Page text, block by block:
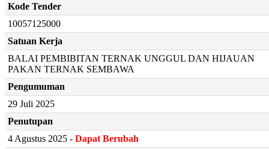
Kode Tender
10057125000
Satuan Kerja
BALAI PEMBIBITAN TERNAK UNGGUL DAN HIJAUAN
PAKAN TERNAK SEMBAWA
Pengumuman
29 Juli 2025
Penutupan
4 Agustus 2025 - Dapat Berubah